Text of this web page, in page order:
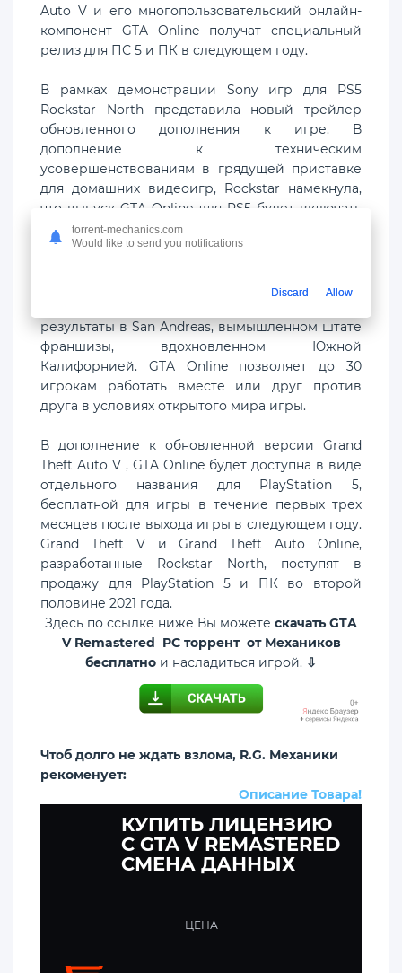
Auto V и его многопользовательский онлайн-
компонент GTA Online получат специальный
релиз для ПС 5 и ПК в следующем году.
В рамках демонстрации Sony игр для PS5
Rockstar North представила новый трейлер
обновленного дополнения к игре. В
дополнение к техническим
усовершенствованиям в грядущей приставке
для домашних видеоигр, Rockstar намекнула,
что выпуск GTA Online для PS5 будет включать
эксклюзивный контент.
Auto V последовал за тремя преступниками,
результаты в San Andreas, вымышленном штате
франшизы, вдохновленном Южной
Калифорнией. GTA Online позволяет до 30
игрокам работать вместе или друг против
друга в условиях открытого мира игры.
В дополнение к обновленной версии Grand
Theft Auto V , GTA Online будет доступна в виде
отдельного названия для PlayStation 5,
бесплатной для игры в течение первых трех
месяцев после выхода игры в следующем году.
Grand Theft V и Grand Theft Auto Online,
разработанные Rockstar North, поступят в
продажу для PlayStation 5 и ПК во второй
половине 2021 года.
Здесь по ссылке ниже Вы можете скачать GTA
V Remastered PC торрент от Механиков
бесплатно и насладиться игрой. ⇩
Чтоб долго не ждать взлома, R.G. Механики
рекоменует:
Описание Товара!
КУПИТЬ ЛИЦЕНЗИЮ
C GTA V REMASTERED
СМЕНА ДАННЫХ
ЦЕНА
torrent-mechanics.com
Would like to send you notifications
Discard Allow